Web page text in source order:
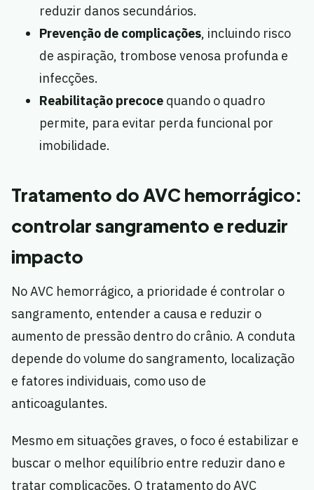
reduzir danos secundários.
Prevenção de complicações, incluindo risco
de aspiração, trombose venosa profunda e
infecções.
Reabilitação precoce quando o quadro
permite, para evitar perda funcional por
imobilidade.
Tratamento do AVC hemorrágico:
controlar sangramento e reduzir
impacto
No AVC hemorrágico, a prioridade é controlar o
sangramento, entender a causa e reduzir o
aumento de pressão dentro do crânio. A conduta
depende do volume do sangramento, localização
e fatores individuais, como uso de
anticoagulantes.
Mesmo em situações graves, o foco é estabilizar e
buscar o melhor equilíbrio entre reduzir dano e
tratar complicações. O tratamento do AVC